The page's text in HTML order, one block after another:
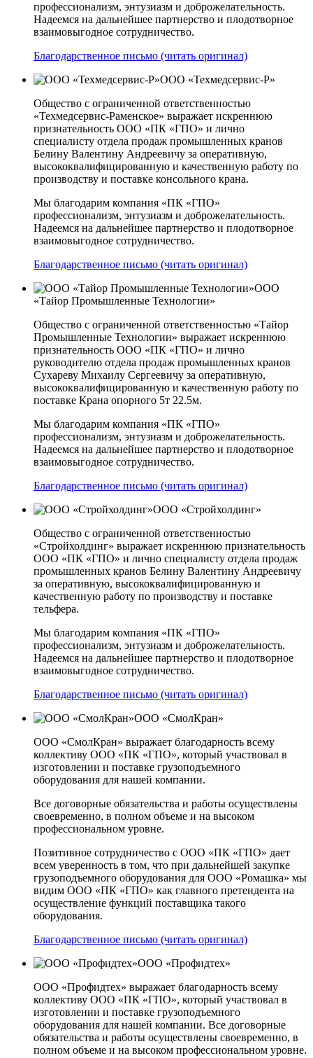
профессионализм, энтузиазм и доброжелательность.
Надеемся на дальнейшее партнерство и плодотворное
взаимовыгодное сотрудничество.
Благодарственное письмо (читать оригинал)
ООО «Техмедсервис-Р»
Общество с ограниченной ответственностью
«Техмедсервис-Раменское» выражает искреннюю
признательность ООО «ПК «ГПО» и лично
специалисту отдела продаж промышленных кранов
Белину Валентину Андреевичу за оперативную,
высококвалифицированную и качественную работу по
производству и поставке консольного крана.
Мы благодарим компания «ПК «ГПО»
профессионализм, энтузиазм и доброжелательность.
Надеемся на дальнейшее партнерство и плодотворное
взаимовыгодное сотрудничество.
Благодарственное письмо (читать оригинал)
ООО
«Тайор Промышленные Технологии»
Общество с ограниченной ответственностью «Тайор
Промышленные Технологии» выражает искреннюю
признательность ООО «ПК «ГПО» и лично
руководителю отдела продаж промышленных кранов
Сухареву Михаилу Сергеевичу за оперативную,
высококвалифицированную и качественную работу по
поставке Крана опорного 5т 22.5м.
Мы благодарим компания «ПК «ГПО»
профессионализм, энтузиазм и доброжелательность.
Надеемся на дальнейшее партнерство и плодотворное
взаимовыгодное сотрудничество.
Благодарственное письмо (читать оригинал)
ООО «Стройхолдинг»
Общество с ограниченной ответственностью
«Стройхолдинг» выражает искреннюю признательность
ООО «ПК «ГПО» и лично специалисту отдела продаж
промышленных кранов Белину Валентину Андреевичу
за оперативную, высококвалифицированную и
качественную работу по производству и поставке
тельфера.
Мы благодарим компания «ПК «ГПО»
профессионализм, энтузиазм и доброжелательность.
Надеемся на дальнейшее партнерство и плодотворное
взаимовыгодное сотрудничество.
Благодарственное письмо (читать оригинал)
ООО «СмолКран»
ООО «СмолКран» выражает благодарность всему
коллективу ООО «ПК «ГПО», который участвовал в
изготовлении и поставке грузоподъемного
оборудования для нашей компании.
Все договорные обязательства и работы осуществлены
своевременно, в полном объеме и на высоком
профессиональном уровне.
Позитивное сотрудничество с ООО «ПК «ГПО» дает
всем уверенность в том, что при дальнейшей закупке
грузоподъемного оборудования для ООО «Ромашка» мы
видим ООО «ПК «ГПО» как главного претендента на
осуществление функций поставщика такого
оборудования.
Благодарственное письмо (читать оригинал)
ООО «Профидтех»
ООО «Профидтех» выражает благодарность всему
коллективу ООО «ПК «ГПО», который участвовал в
изготовлении и поставке грузоподъемного
оборудования для нашей компании. Все договорные
обязательства и работы осуществлены своевременно, в
полном объеме и на высоком профессиональном уровне.